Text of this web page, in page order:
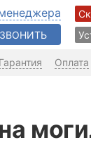
Гарантия Оплата